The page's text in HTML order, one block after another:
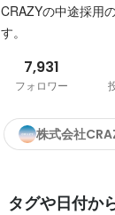
CRAZYの中途採用
す。
7,931
フォロワー
株式会社
タグや日付か